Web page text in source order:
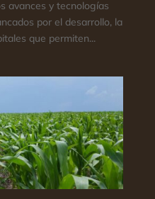
avances y tecnologías
por el desarrollo, la
que permiten...